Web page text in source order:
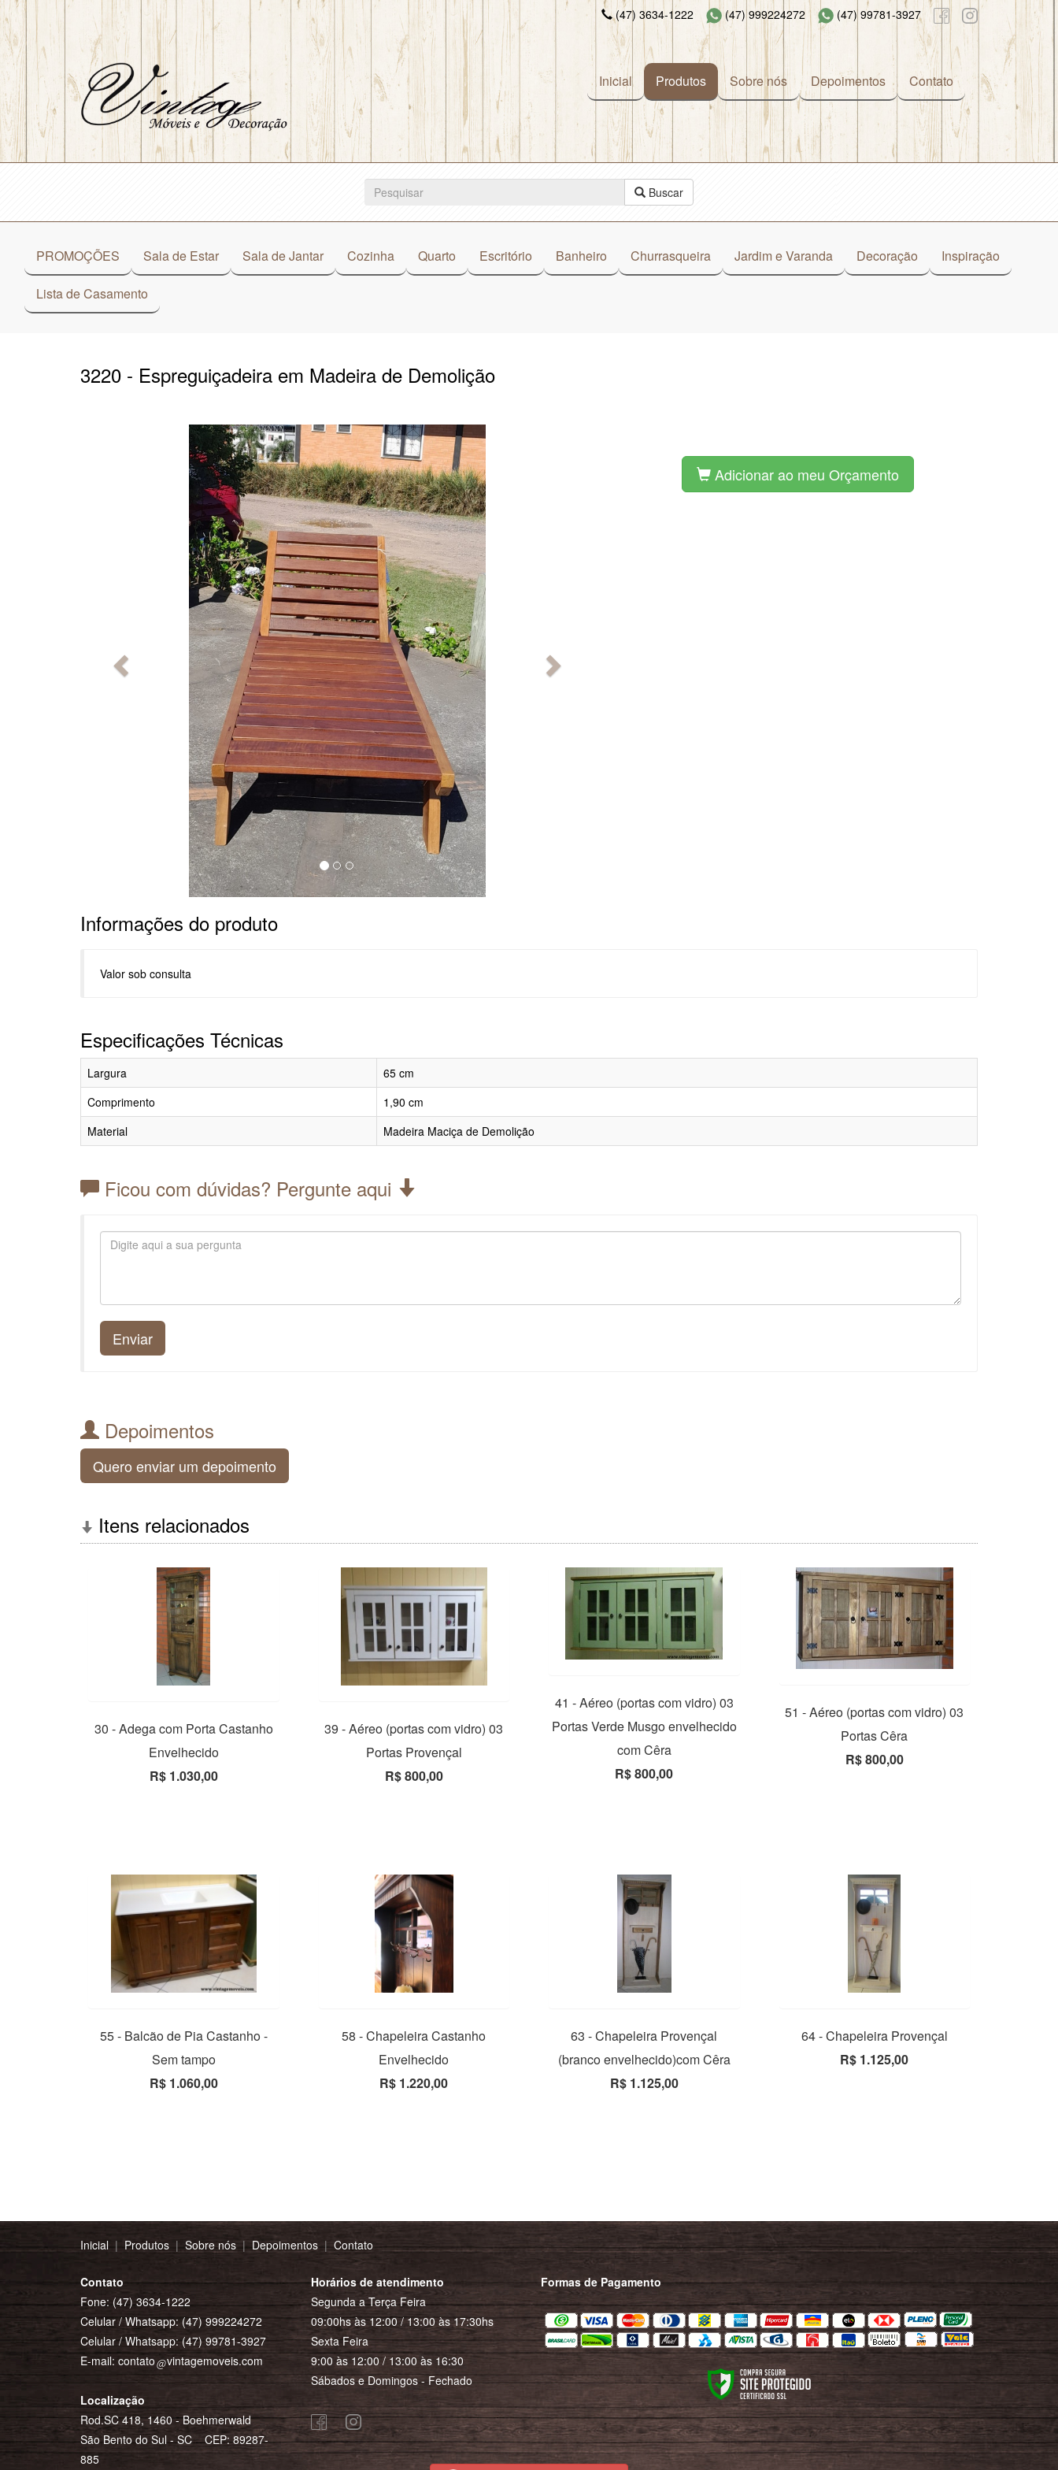
(47) 3634-1222 (47) 999224272 (47) 99781-3927
Inicial Produtos Sobre nós Depoimentos Contato
Buscar
PROMOÇÕES Sala de Estar Sala de Jantar Cozinha Quarto Escritório Banheiro Churrasqueira Jardim e Varanda Decoração Inspiração
Lista de Casamento
3220 - Espreguiçadeira em Madeira de Demolição
Adicionar ao meu Orçamento
Informações do produto
Valor sob consulta
Especificações Técnicas
Largura
65 cm
Comprimento
1,90 cm
Material
Madeira Maciça de Demolição
Ficou com dúvidas? Pergunte aqui
Enviar
Depoimentos
Quero enviar um depoimento
Itens relacionados
30 - Adega com Porta Castanho
Envelhecido
R$ 1.030,00
39 - Aéreo (portas com vidro) 03
Portas Provençal
R$ 800,00
41 - Aéreo (portas com vidro) 03
Portas Verde Musgo envelhecido
com Cêra
R$ 800,00
51 - Aéreo (portas com vidro) 03
Portas Cêra
R$ 800,00
55 - Balcão de Pia Castanho -
Sem tampo
R$ 1.060,00
58 - Chapeleira Castanho
Envelhecido
R$ 1.220,00
63 - Chapeleira Provençal
(branco envelhecido)com Cêra
R$ 1.125,00
64 - Chapeleira Provençal
R$ 1.125,00
Inicial |Produtos | Sobre nós |Depoimentos | Contato
Contato
Fone: (47) 3634-1222
Celular / Whatsapp:(47) 999224272
Celular / Whatsapp:(47) 99781-3927
E-mail: contato vintagemoveis.com
Localização
Rod.SC 418, 1460 - Boehmerwald
São Bento do Sul - SC CEP: 89287-
885
Horários de atendimento
Segunda a Terça Feira
09:00hs às 12:00 / 13:00 às 17:30hs
Sexta Feira
9:00 às 12:00 / 13:00 às 16:30
Sábados e Domingos - Fechado
Formas de Pagamento